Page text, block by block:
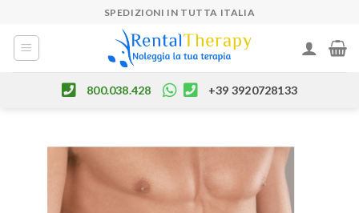
content
SPEDIZIONI IN TUTTA ITALIA
800.038.428 +39 3920728133